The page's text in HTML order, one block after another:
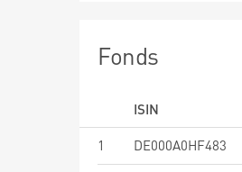
Fonds
ISIN
1
DE000A0HF483